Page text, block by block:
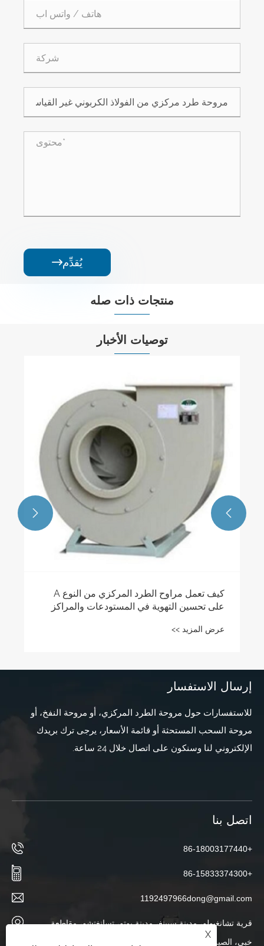
يُقدِّم
منتجات ذات صله
توصيات الأخبار
كيفية اختيار مروحة طرد مركزي عالية الكفاءة
وموفرة للطاقة: دليل الاختيار الاحترافي لمروحة
الطرد المركزي من النوع F
عرض المزيد >>


إرسال الاستفسار
للاستفسارات حول مروحة الطرد المركزي، أو مروحة النفخ، أو
مروحة السحب المستحثة أو قائمة الأسعار، يرجى ترك بريدك
الإلكتروني لنا وسنكون على اتصال خلال 24 ساعة.
اتصل بنا
+86-18003177440
+86-15833374300
1192497966dong@gmail.com
قرية تشانغبولو، مدينة سيينغ، مدينة بوتو، تسانغتشو، مقاطعة
خبي، الصين
X